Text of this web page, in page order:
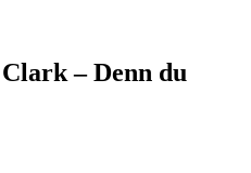
– Denn du